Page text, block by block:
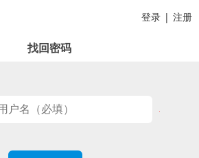
登录 | 注册
找回密码